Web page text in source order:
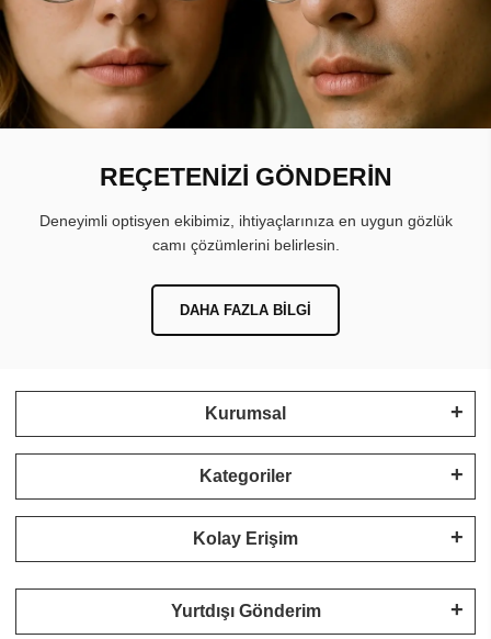
REÇETENİZİ GÖNDERİN
Deneyimli optisyen ekibimiz, ihtiyaçlarınıza en uygun gözlük
camı çözümlerini belirlesin.
DAHA FAZLA BILGI
Kurumsal
Kategoriler
Kolay Erişim
Yurtdışı Gönderim